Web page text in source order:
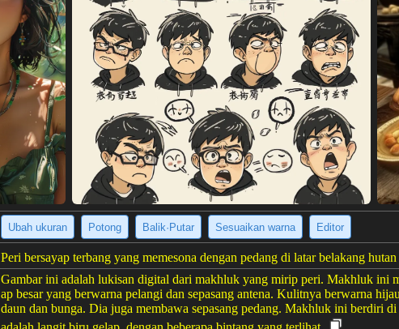
Ubah ukuran Potong Balik·Putar Sesuaikan warna Editor
Peri bersayap terbang yang memesona dengan pedang di latar belakang
Gambar ini adalah lukisan digital dari makhluk yang mirip peri. Makhluk ini
ap besar yang berwarna pelangi dan sepasang antena. Kulitnya berwarna
daun dan bunga. Dia juga membawa sepasang pedang. Makhluk ini berdiri